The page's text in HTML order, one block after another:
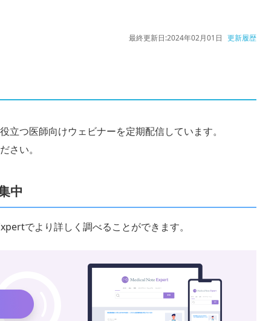
最終更新日:2024年02月01日 更新履歴
つ医師向けウェビナーを定期配信しています。
さい。
中
でより詳しく調べることができます。